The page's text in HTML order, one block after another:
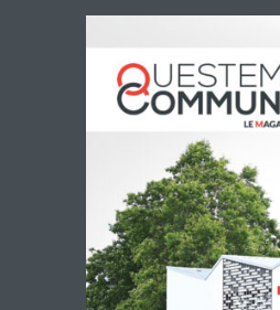
Accueils de loisirs :
réservations des
décembre 2026
Les réservations des mercredis
La Maison Pop’, pour la période
décembre 2026, sont ouvertes à
Lire la suite